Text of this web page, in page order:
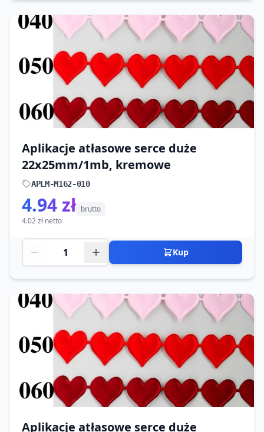
Aplikacje atłasowe serce duże
22x25mm/1mb, kremowe
APLM-M162-010
4.94 zł brutto
4.02 zł netto
Kup
Aplikacje atłasowe serce duże